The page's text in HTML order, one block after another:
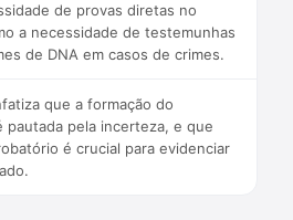
de provas diretas no
a necessidade de testemunhas
de DNA em casos de crimes.
que a formação do
pautada pela incerteza, e que
é crucial para evidenciar